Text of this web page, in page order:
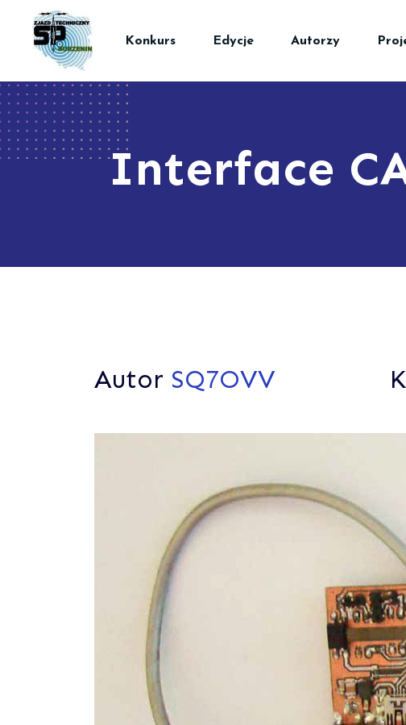
Konkurs Edycje Autorzy
Interface
Autor SQ7OVV